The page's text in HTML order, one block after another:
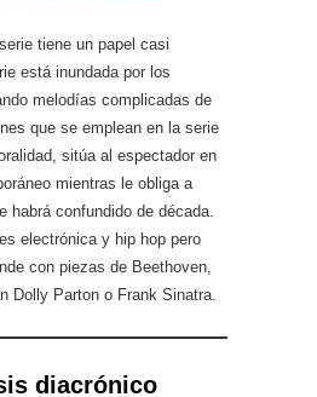
tiene un papel casi
está inundada por los
melodías complicadas de
que se emplean en la serie
sitúa al espectador en
mientras le obliga a
habrá confundido de década.
electrónica y hip hop pero
con piezas de Beethoven,
Dolly Parton o Frank Sinatra.
diacrónico